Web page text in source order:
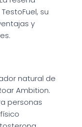
su
y
natural de
Ambition.
personas